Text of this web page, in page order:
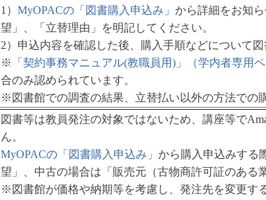
1） MyOPACの「図書購入申込み」 から詳細をお知
望」、「立替理由」を明記してください。
2）申込内容を確認した後、購入手順などについて図
※
「契約事務マニュアル(教職員用)」（学内者専用ペ
合のみ認められています。
※図書館での調査の結果、立替払い以外の方法での
図書等は教員発注の対象ではないため、講座等で
ん。
MyOPACの「図書購入申込み」 から購入申込みする
望」、中古の場合は「販売元（古物商許可証のある
※図書館が価格や納期等を考慮し、発注先を変更す